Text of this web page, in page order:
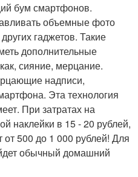
бум смартфонов.
объемные фото
гаджетов. Такие
дополнительные
сияние, мерцание.
надписи,
Эта технология
При затратах на
наклейки в 15 - 20 рублей,
500 до 1 000 рублей! Для
обычный домашний